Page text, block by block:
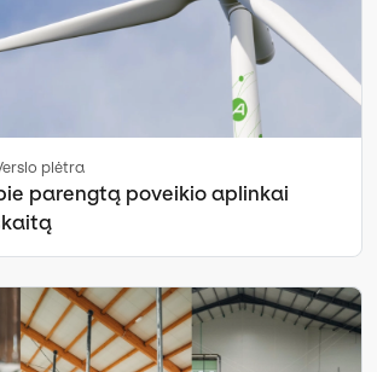
plėtra
parengtą poveikio aplinkai